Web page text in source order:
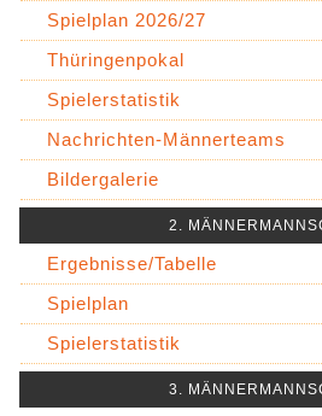
Spielplan 2026/27
Thüringenpokal
Spielerstatistik
Nachrichten-Männerteams
Bildergalerie
2.
Ergebnisse/Tabelle
Spielplan
Spielerstatistik
3.